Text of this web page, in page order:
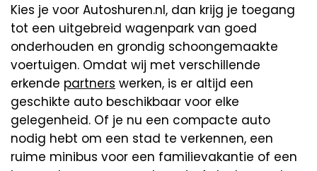
Kies je voor Autoshuren.nl, dan krijg je toegang
tot een uitgebreid wagenpark van goed
onderhouden en grondig schoongemaakte
voertuigen. Omdat wij met verschillende
erkende partners werken, is er altijd een
geschikte auto beschikbaar voor elke
gelegenheid. Of je nu een compacte auto
nodig hebt om een stad te verkennen, een
ruime minibus voor een familievakantie of een